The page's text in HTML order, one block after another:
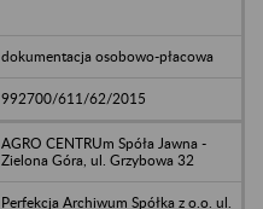
dokumentacja osobowo-płacowa
992700/611/62/2015
AGRO CENTRUm Spóła Jawna -
Zielona Góra, ul. Grzybowa 32
Perfekcja Archiwum Spółka z o.o. ul.